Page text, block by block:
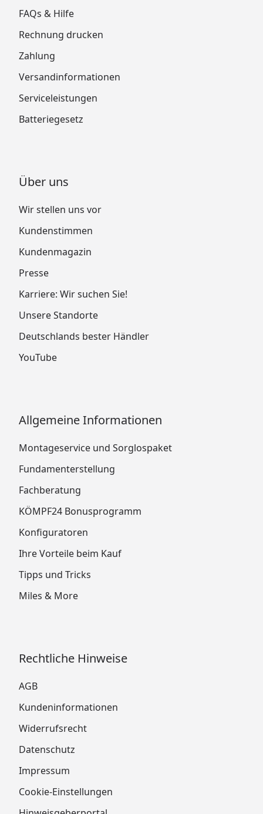
FAQs & Hilfe
Rechnung drucken
Zahlung
Versandinformationen
Serviceleistungen
Batteriegesetz
Über uns
Wir stellen uns vor
Kundenstimmen
Kundenmagazin
Presse
Karriere: Wir suchen Sie!
Unsere Standorte
Deutschlands bester Händler
YouTube
Allgemeine Informationen
Montageservice und Sorglospaket
Fundamenterstellung
Fachberatung
KÖMPF24 Bonusprogramm
Konfiguratoren
Ihre Vorteile beim Kauf
Tipps und Tricks
Miles & More
Rechtliche Hinweise
AGB
Kundeninformationen
Widerrufsrecht
Datenschutz
Impressum
Cookie-Einstellungen